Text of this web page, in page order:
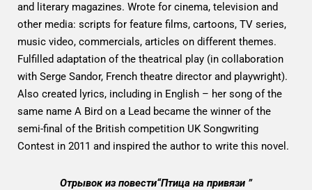
and literary magazines. Wrote for cinema, television and
other media: scripts for feature films, cartoons, TV series,
music video, commercials, articles on different themes.
Fulfilled adaptation of the theatrical play (in collaboration
with Serge Sandor, French theatre director and playwright).
Also created lyrics, including in English – her song of the
same name A Bird on a Lead became the winner of the
semi-final of the British competition UK Songwriting
Contest in 2011 and inspired the author to write this novel.
Отрывок из повести“Птица на привязи ”